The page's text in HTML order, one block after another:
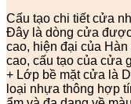
Cấu tạo chi tiết cửa
Đây là dòng cửa
cao, hiện đại của
cao, cấu tạo của cửa
+ Lớp bề mặt cửa là
loại nhựa thông hợp